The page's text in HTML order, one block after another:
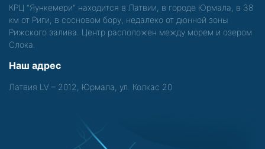
КРЦ "Яункемери" находится в Латвии, в городе Юрмала, в 38
км от Риги, в сосновом бору, недалеко от дюнной зоны
Рижского залива. Центр расположен между морем и озером
Слока.
Наш адрес
Латвия LV – 2012, Юрмала, ул. Колкас 20